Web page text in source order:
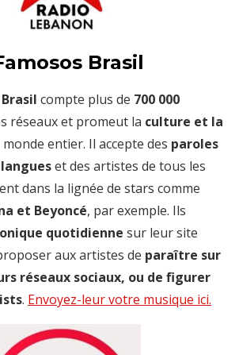
Brasil
compte plus de 700 000
réseaux et promeut la culture et la
entier. Il accepte des paroles
et des artistes de tous les
dans la lignée de stars comme
et Beyoncé, par exemple. Ils
quotidienne sur leur site
aux artistes de paraître sur
réseaux sociaux, ou de figurer
. Envoyez-leur votre musique ici.